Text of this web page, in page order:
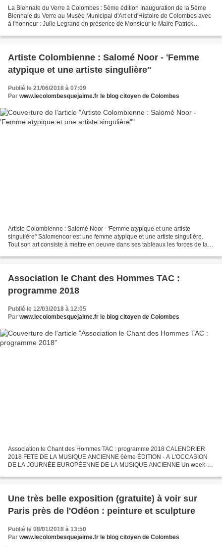
La Biennale du Verre à Colombes : 5ème édition Inauguration de la 5ème
Biennale du Verre au Musée Municipal d'Art et d'Histoire de Colombes avec
à l'honneur : Julie Legrand en présence de Monsieur le Maire Patrick
Artiste Colombienne : Salomé Noor - 'Femme
atypique et une artiste singulière"
Publié le 21/06/2018 à 07:09
Par www.lecolombesquejaime.fr le blog citoyen de Colombes
Artiste Colombienne : Salomé Noor - 'Femme atypique et une artiste
singulière" Salomenoor est une femme atypique et une artiste singulière.
Tout son art consiste à mettre en oeuvre dans ses tableaux les forces de la
Association le Chant des Hommes TAC :
programme 2018
Publié le 12/03/2018 à 12:05
Par www.lecolombesquejaime.fr le blog citoyen de Colombes
Association le Chant des Hommes TAC : programme 2018 CALENDRIER
2018 FETE DE LA MUSIQUE ANCIENNE 6ème ÉDITION - A L'OCCASION
DE LA JOURNÉE EUROPÉENNE DE LA MUSIQUE ANCIENNE Un week-
sommes...
Une très belle exposition (gratuite) à voir sur
Paris près de l'Odéon : peinture et sculpture
Publié le 08/01/2018 à 13:50
Par www.lecolombesquejaime.fr le blog citoyen de Colombes